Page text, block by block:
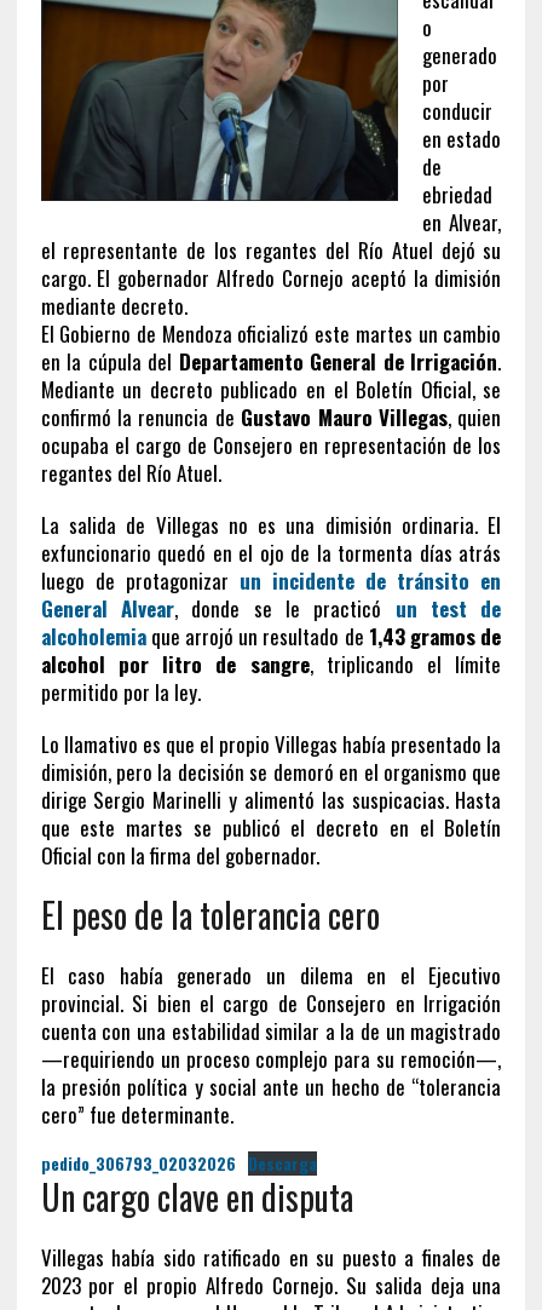
o
generado
por
conducir
en estado
de
ebriedad
en Alvear,
el representante de los regantes del Río Atuel dejó su
cargo. El gobernador Alfredo Cornejo aceptó la dimisión
mediante decreto.
El Gobierno de Mendoza oficializó este martes un cambio
en la cúpula del Departamento General de Irrigación.
Mediante un decreto publicado en el Boletín Oficial, se
confirmó la renuncia de Gustavo Mauro Villegas, quien
ocupaba el cargo de Consejero en representación de los
regantes del Río Atuel.
La salida de Villegas no es una dimisión ordinaria. El
exfuncionario quedó en el ojo de la tormenta días atrás
luego de protagonizar un incidente de tránsito en
General Alvear, donde se le practicó un test de
alcoholemiaque arrojó un resultado de 1,43 gramos de
alcohol por litro de sangre, triplicando el límite
permitido por la ley.
Lo llamativo es que el propio Villegas había presentado la
dimisión, pero la decisión se demoró en el organismo que
dirige Sergio Marinelli y alimentó las suspicacias. Hasta
que este martes se publicó el decreto en el Boletín
Oficial con la firma del gobernador.
El peso de la tolerancia cero
El caso había generado un dilema en el Ejecutivo
provincial. Si bien el cargo de Consejero en Irrigación
cuenta con una estabilidad similar a la de un magistrado
—requiriendo un proceso complejo para su remoción—,
la presión política y social ante un hecho de “tolerancia
cero” fue determinante.
pedido_306793_02032026 Descarga
Un cargo clave en disputa
Villegas había sido ratificado en su puesto a finales de
2023 por el propio Alfredo Cornejo. Su salida deja una